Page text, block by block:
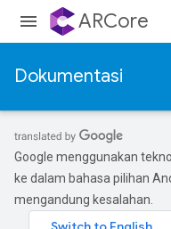
ARCore
Dokumentasi
Google menggunakan
ke dalam bahasa pilihan
mengandung kesalahan.